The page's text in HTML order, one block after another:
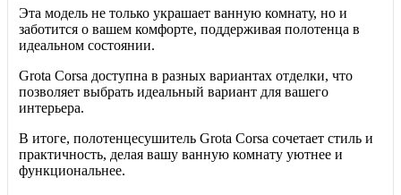
Эта модель не только украшает ванную комнату, но и
заботится о вашем комфорте, поддерживая полотенца в
идеальном состоянии.
Grota Corsa доступна в разных вариантах отделки, что
позволяет выбрать идеальный вариант для вашего
интерьера.
В итоге, полотенцесушитель Grota Corsa сочетает стиль и
практичность, делая вашу ванную комнату уютнее и
функциональнее.